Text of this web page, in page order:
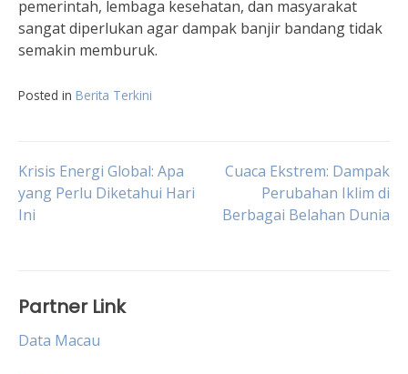
pemerintah, lembaga kesehatan, dan masyarakat
sangat diperlukan agar dampak banjir bandang tidak
semakin memburuk.
Posted in Berita Terkini
Post
navigation
Krisis Energi Global: Apa
yang Perlu Diketahui Hari
Ini
Cuaca Ekstrem: Dampak
Perubahan Iklim di
Berbagai Belahan Dunia
Partner Link
Data Macau